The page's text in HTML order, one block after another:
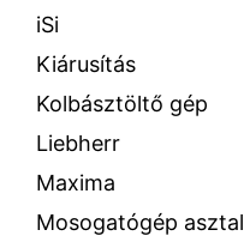
iSi
Kiárusítás
Kolbásztöltő gép
Liebherr
Maxima
Mosogatógép asztal